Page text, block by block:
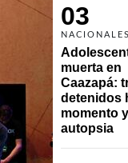
03
NACIONALES
muerta en
Caazapá:
detenidos
momento y
autopsia